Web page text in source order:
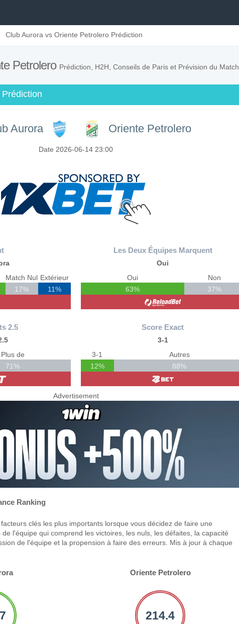
Club Aurora vs Oriente Petrolero Prédiction
Petrolero Prédiction, H2H, Conseils de Paris et Prévision du Match
Aurora Oriente Petrolero
Date 2026-06-14 23:00
Match Nul
17%
Extérieur
11%
2.5
Plus de
71%
Les Deux Équipes Marquent
Oui
Oui
63%
Non
37%
Score Exact
3-1
3-1
12%
Autres
88%
Advertisement
Ranking
clés les plus importants lorsque vous décidez de faire une
l'équipe qui comprend les victoires, les nuls, les défaites, la capacité
de l'équipe et la propension à faire des erreurs. Mis à jour à chaque
Oriente Petrolero
214.4